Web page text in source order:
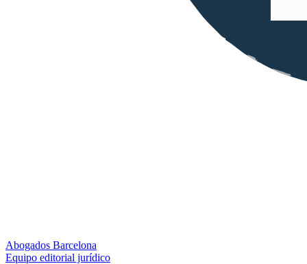
Abogados Barcelona
Equipo editorial jurídico